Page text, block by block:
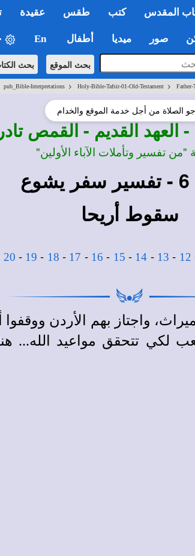
المقدس كتب طقس عقيدة
صور ميديا أطفال En
بحث الموقع بحث
pub_Bible-Interpretations> Holy-Bible-Tafsir-01-Old-Testament> Father-
الصلاة من أجل خدمة الموقع والخدام
العهد القديم - القمص
تفسير وتأملات الآباء الأولين"
سقوط أريحا
12
-
13
-
14
-
15
-
16
-
17
-
18
-
19
-
20
واجتاز بهم الأردن ووقفوا
لكي تتحقق مواعيد الله...